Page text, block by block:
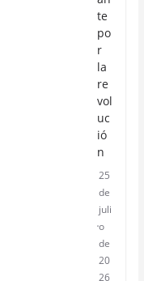
te
po
r
la
re
vol
uc
ió
n
25
de
juli
o
de
20
26